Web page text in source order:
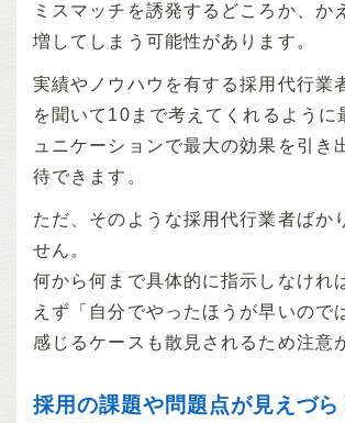
ミスマッチを誘発するどころか、か
増してしまう可能性があります。
実績やノウハウを有する採用代行業
を聞いて10まで考えてくれるように
ュニケーションで最大の効果を引き
待できます。
ただ、そのような採用代行業者ばか
せん。
何から何まで具体的に指示しなけれ
えず「自分でやったほうが早いので
感じるケースも散見されるため注意
採用の課題や問題点が見えづら